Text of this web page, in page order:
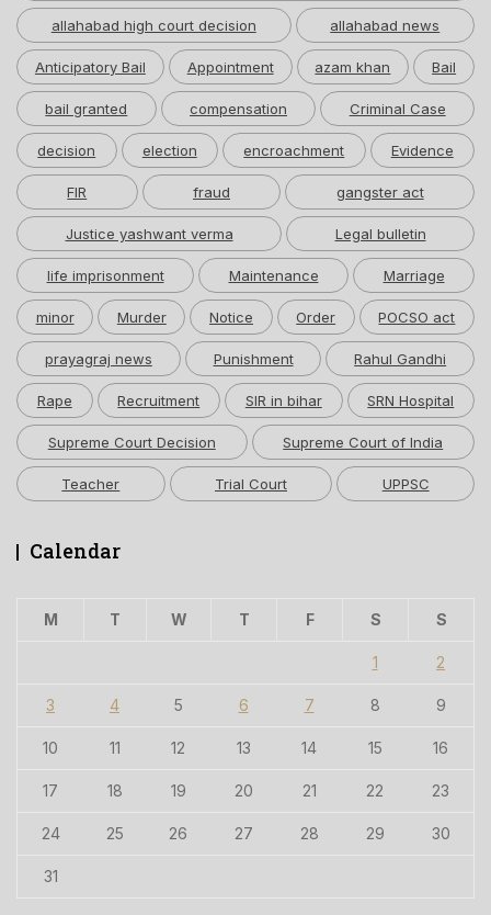
allahabad high court decision allahabad news
Anticipatory Bail Appointment azam khan Bail
bail granted compensation Criminal Case
decision election encroachment Evidence
FIR fraud gangster act
Justice yashwant verma Legal bulletin
life imprisonment Maintenance Marriage
minor Murder Notice Order POCSO act
prayagraj news Punishment Rahul Gandhi
Rape Recruitment SIR in bihar SRN Hospital
Supreme Court Decision Supreme Court of India
Teacher Trial Court UPPSC
Calendar
M T W T F S S
1 2
3 4 5 6 7 8 9
10 11 12 13 14 15 16
17 18 19 20 21 22 23
24 25 26 27 28 29 30
31